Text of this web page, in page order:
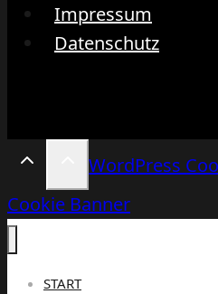
Impressum
Datenschutz
WordPress
Cookie Banner
START